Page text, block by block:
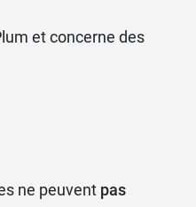
et concerne des
ne peuvent pas